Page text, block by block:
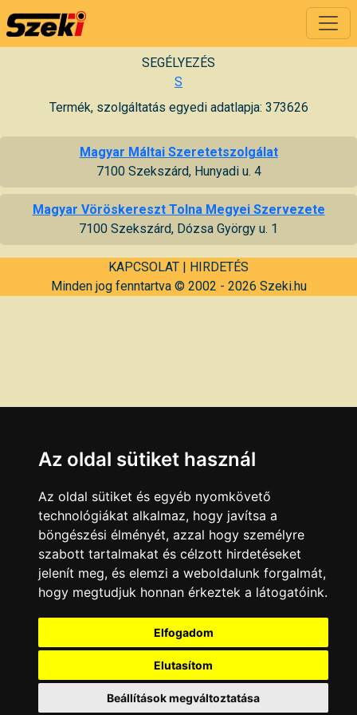
SEGÉLYEZÉS
S
Termék, szolgáltatás egyedi adatlapja: 373626
Magyar Máltai Szeretetszolgálat
7100 Szekszárd, Hunyadi u. 4
Magyar Vöröskereszt Tolna Megyei Szervezete
7100 Szekszárd, Dózsa György u. 1
KAPCSOLAT | HIRDETÉS
Minden jog fenntartva © 2002 - 2026 Szeki.hu
Az oldal sütiket használ
Az oldal sütiket és egyéb nyomkövető
technológiákat alkalmaz, hogy javítsa a
böngészési élményét, azzal hogy személyre
szabott tartalmakat és célzott hirdetéseket
jelenít meg, és elemzi a weboldalunk forgalmát,
hogy megtudjuk honnan érkeztek a látogatóink.
Elfogadom
Elutasítom
Beállítások megváltoztatása